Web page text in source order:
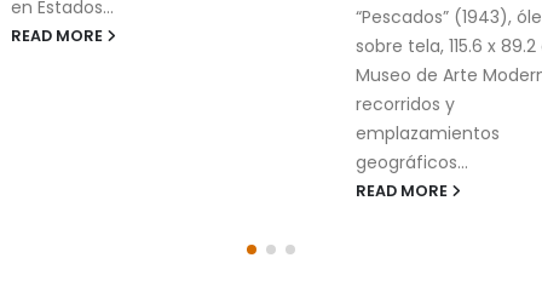
“Pescados” (1943), óleo
sobre tela, 115.6 x 89.2 cm,
socioambientales en
Cholula es un
artístico compuesto
imágenes,
textos recopilados
caminando...
READ MORE